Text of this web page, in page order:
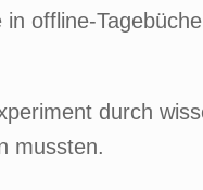
offline-
durch
mussten.